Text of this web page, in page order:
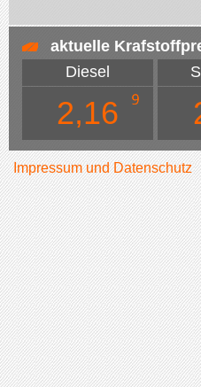
aktuelle
Diesel
2,16
Impressum und Datenschutz